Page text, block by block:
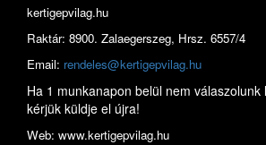
kertigepvilag.hu
Raktár: 8900. Zalaegerszeg, Hrsz. 6557/4
Email: rendeles@kertigepvilag.hu
Ha 1 munkanapon belül nem válaszolunk
kérjük küldje el újra!
Web: www.kertigepvilag.hu